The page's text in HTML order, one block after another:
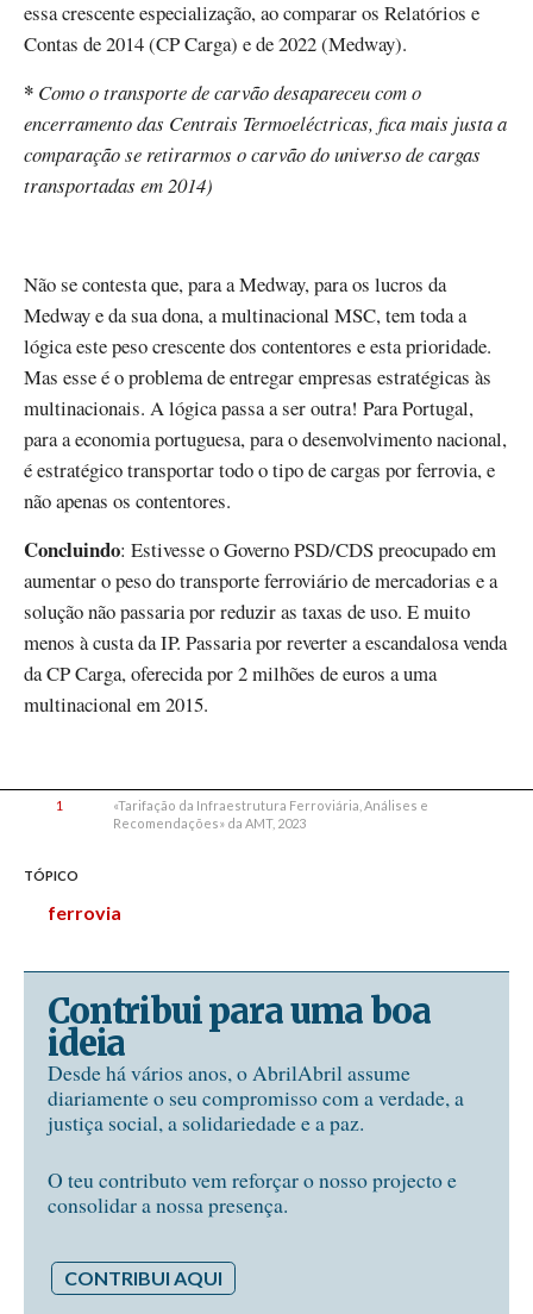
essa crescente especialização, ao comparar os Relatórios e
Contas de 2014 (CP Carga) e de 2022 (Medway).
* Como o transporte de carvão desapareceu com o
encerramento das Centrais Termoeléctricas, fica mais justa a
comparação se retirarmos o carvão do universo de cargas
transportadas em 2014)
Não se contesta que, para a Medway, para os lucros da
Medway e da sua dona, a multinacional MSC, tem toda a
lógica este peso crescente dos contentores e esta prioridade.
Mas esse é o problema de entregar empresas estratégicas às
multinacionais. A lógica passa a ser outra! Para Portugal,
para a economia portuguesa, para o desenvolvimento nacional,
é estratégico transportar todo o tipo de cargas por ferrovia, e
não apenas os contentores.
Concluindo: Estivesse o Governo PSD/CDS preocupado em
aumentar o peso do transporte ferroviário de mercadorias e a
solução não passaria por reduzir as taxas de uso. E muito
menos à custa da IP. Passaria por reverter a escandalosa venda
da CP Carga, oferecida por 2 milhões de euros a uma
multinacional em 2015.
1
«Tarifação da Infraestrutura Ferroviária, Análises e
Recomendações» da AMT, 2023
TÓPICO
ferrovia
Contribui para uma boa
ideia
Desde há vários anos, o AbrilAbril assume
diariamente o seu compromisso com a verdade, a
justiça social, a solidariedade e a paz.
O teu contributo vem reforçar o nosso projecto e
consolidar a nossa presença.
CONTRIBUI AQUI